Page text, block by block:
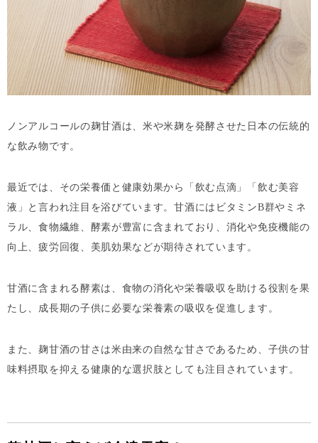
ノンアルコールの麹甘酒は、米や米麹を発酵させた日本の伝統的
な飲み物です。
最近では、その栄養価と健康効果から「飲む点滴」「飲む美容
液」と言われ注目を浴びています。甘酒にはビタミンB群やミネ
ラル、食物繊維、酵素が豊富に含まれており、消化や免疫機能の
向上、疲労回復、美肌効果などが期待されています。
甘酒に含まれる酵素は、食物の消化や栄養吸収を助ける役割を果
たし、成長期の子供に必要な栄養素の吸収を促進します。
また、麹甘酒の甘さは米由来の自然な甘さであるため、子供の甘
味料摂取を抑える健康的な選択肢としても注目されています。